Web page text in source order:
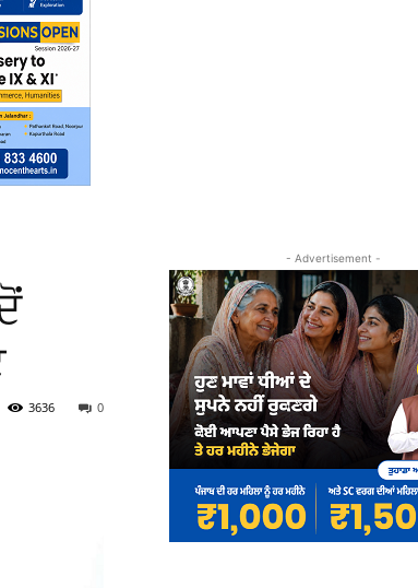
0
3636
- Advertisement -